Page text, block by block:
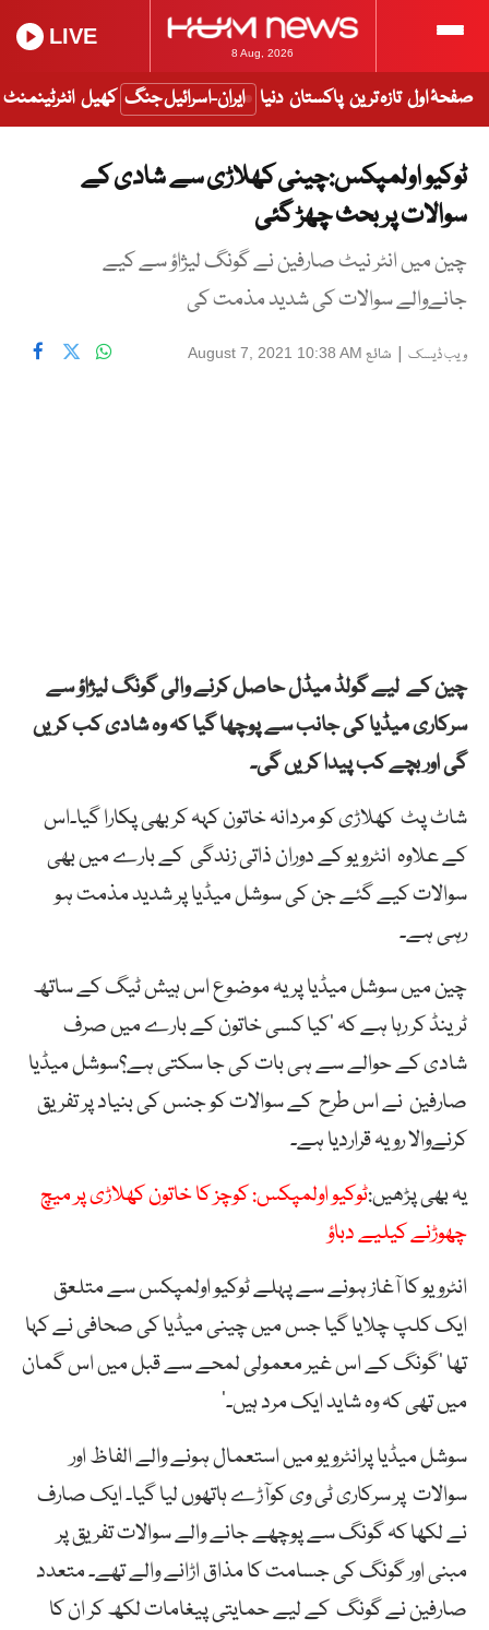
8 Aug, 2026
LIVE
صفحۂ اول تازہ ترین پاکستان دنیا ایران-اسرائیل جنگ کھیل انٹرٹینمنٹ
ٹوکیو اولمپکس:چینی کھلاڑی سے شادی کے
سوالات پر بحث چھڑ گئی
چین میں انٹر نیٹ صارفین نے گونگ لیژاؤ سے کیے
جانےوالے سوالات کی شدید مذمت کی
ویب ڈیسک | شائع August 7, 2021 10:38 AM
چین کے لیے گولڈ میڈل حاصل کرنے والی گونگ لیژاؤ سے
سرکاری میڈیا کی جانب سے پوچھا گیا کہ وہ شادی کب کریں
گی اور بچے کب پیدا کریں گی۔
شاٹ پٹ کھلاڑی کو مردانہ خاتون کہہ کر بھی پکارا گیا۔اس
کے علاوہ انٹرویو کے دوران ذاتی زندگی کے بارے میں بھی
سوالات کیے گئے جن کی سوشل میڈیا پر شدید مذمت ہو
رہی ہے۔
چین میں سوشل میڈیا پر یہ موضوع اس ہیش ٹیگ کے ساتھ
ٹرینڈ کر رہا ہے کہ ‘کیا کسی خاتون کے بارے میں صرف
شادی کے حوالے سے ہی بات کی جا سکتی ہے؟سوشل میڈیا
صارفین نے اس طرح کے سوالات کو جنس کی بنیاد پر تفریق
کرنےوالا رویہ قراردیا ہے۔
یہ بھی پڑھیں:ٹوکیو اولمپکس: کوچز کا خاتون کھلاڑی پر میچ
چھوڑنے کیلیے دباؤ
انٹرویو کا آغاز ہونے سے پہلے ٹوکیو اولمپکس سے متلعق
ایک کلپ چلایا گیا جس میں چینی میڈیا کی صحافی نے کہا
تھا ‘گونگ کے اس غیر معمولی لمحے سے قبل میں اس گمان
میں تھی کہ وہ شاید ایک مرد ہیں۔’
سوشل میڈیا پرانٹرویو میں استعمال ہونے والے الفاظ اور
سوالات پر سرکاری ٹی وی کوآڑے ہاتھوں لیا گیا۔ ایک صارف
نے لکھا کہ گونگ سے پوچھے جانے والے سوالات تفریق پر
مبنی اور گونگ کی جسامت کا مذاق اڑانے والے تھے۔ متعدد
صارفین نے گونگ کے لیے حمایتی پیغامات لکھ کر ان کا